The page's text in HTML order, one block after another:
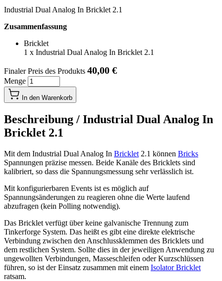
Industrial Dual Analog In Bricklet 2.1
Zusammenfassung
Bricklet
1 x Industrial Dual Analog In Bricklet 2.1
Finaler Preis des Produkts 40,00 €
Menge
In den Warenkorb
Beschreibung / Industrial Dual Analog In
Bricklet 2.1
Mit dem Industrial Dual Analog In Bricklet 2.1 können Bricks
Spannungen präzise messen. Beide Kanäle des Bricklets sind
kalibriert, so dass die Spannungsmessung sehr verlässlich ist.
Mit konfigurierbaren Events ist es möglich auf
Spannungsänderungen zu reagieren ohne die Werte laufend
abzufragen (kein Polling notwendig).
Das Bricklet verfügt über keine galvanische Trennung zum
Tinkerforge System. Das heißt es gibt eine direkte elektrische
Verbindung zwischen den Anschlussklemmen des Bricklets und
dem restlichen System. Sollte dies in der jeweiligen Anwendung zu
ungewollten Verbindungen, Masseschleifen oder Kurzschlüssen
führen, so ist der Einsatz zusammen mit einem Isolator Bricklet
ratsam.